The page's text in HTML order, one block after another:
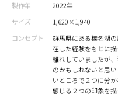
製作年
2022年
サイズ
1,620×1,940
コンセプト
群馬県にある榛名湖
在した経験をもとに
離れしていましたが
のかもしれないと思
いところで２つに分
感じる２つの印象を描